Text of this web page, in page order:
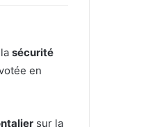
sécurité
en
sur la